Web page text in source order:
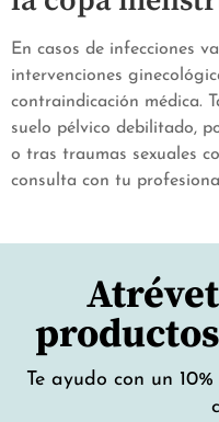
En casos de infecciones
intervenciones
contraindicación médica.
suelo pélvico debilitado,
o tras traumas sexuales
consulta con tu
Te ayudo con un